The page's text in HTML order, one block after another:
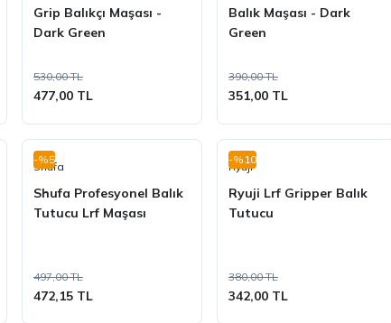
Grip Balıkçı Maşası -
Dark Green
530,00 TL
477,00 TL
Balık Maşası - Dark
Green
390,00 TL
351,00 TL
-%5
Shufa
Shufa Profesyonel Balık
Tutucu Lrf Maşası
497,00 TL
472,15 TL
-%10
Ryuji
Ryuji Lrf Gripper Balık
Tutucu
380,00 TL
342,00 TL